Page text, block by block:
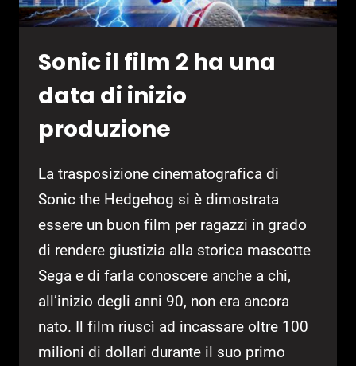
Sonic il film 2 ha una
data di inizio
produzione
La trasposizione cinematografica di
Sonic the Hedgehog si è dimostrata
essere un buon film per ragazzi in grado
di rendere giustizia alla storica mascotte
Sega e di farla conoscere anche a chi,
all’inizio degli anni 90, non era ancora
nato. Il film riuscì ad incassare oltre 100
milioni di dollari durante il suo primo